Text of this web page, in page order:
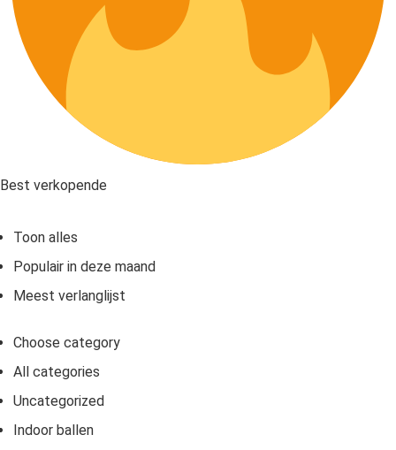
Best verkopende
Toon alles
Populair in deze maand
Meest verlanglijst
Choose category
All categories
Uncategorized
Indoor ballen